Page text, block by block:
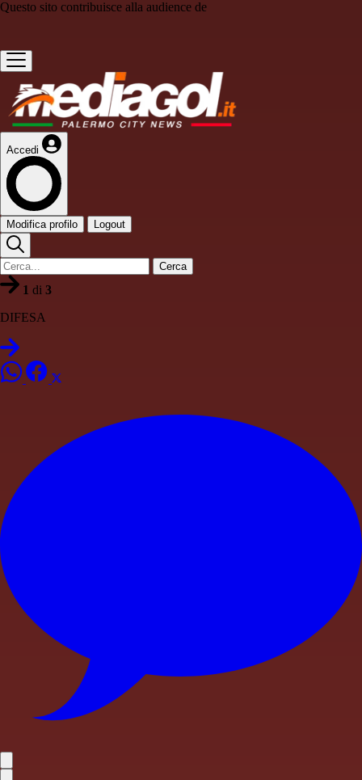
Questo sito contribuisce alla audience de
Accedi
Modifica profilo Logout
Cerca
1 di 3
DIFESA